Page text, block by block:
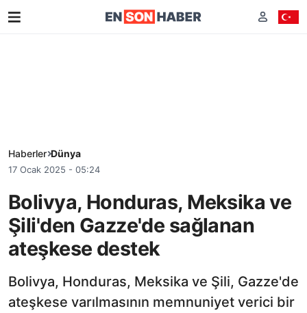
Haberler Dünya
17 Ocak 2025 - 05:24
Bolivya, Honduras, Meksika ve
Şili'den Gazze'de sağlanan
ateşkese destek
Bolivya, Honduras, Meksika ve Şili, Gazze'de
ateşkese varılmasının memnuniyet verici bir